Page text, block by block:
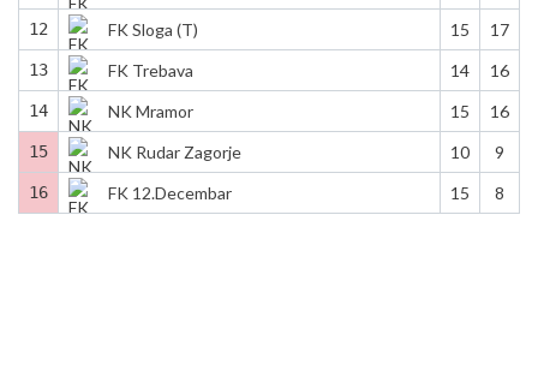
12 FK Sloga (T) 15 17
13 FK Trebava 14 16
14 NK Mramor 15 16
15 NK Rudar Zagorje 10 9
16 FK 12.Decembar 15 8